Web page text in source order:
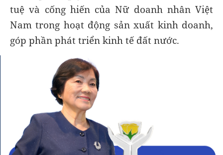
tuệ và cống hiến của Nữ doanh nhân Việt
Nam trong hoạt động sản xuất kinh doanh,
góp phần phát triển kinh tế đất nước.